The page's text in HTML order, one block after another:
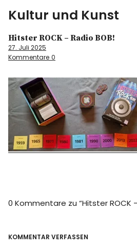
Kultur und Kunst
kultur & kunst
Spiele
Konzerte
Museen bei…
Über mich
Hitster ROCK – Radio BOB!
27. Juli 2025
Kommentare 0
0 Kommentare zu “Hitster ROCK
KOMMENTAR VERFASSEN